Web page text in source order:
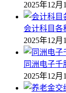
2025年12月
会计科目各
2025年12月
同洲电子千
2025年12月